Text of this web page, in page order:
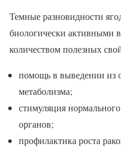
Темные разновидности
биологически активными
количеством полезных
помощь в выведении из
метаболизма;
стимуляция
органов;
профилактика роста